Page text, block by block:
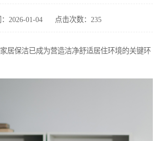
：2026-01-04 点击次数：235
居保洁已成为营造洁净舒适居住环境的关键环